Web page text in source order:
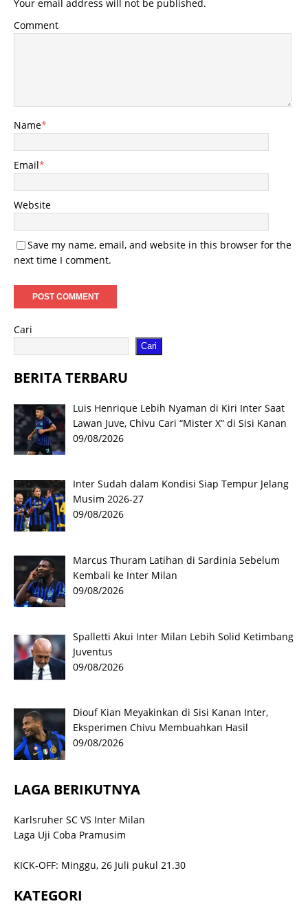
Your email address will not be published.
Comment
Name*
Email*
Website
Save my name, email, and website in this browser for the
next time I comment.
Cari
Cari
BERITA TERBARU
Luis Henrique Lebih Nyaman di Kiri Inter Saat
Lawan Juve, Chivu Cari “Mister X” di Sisi Kanan
09/08/2026
Inter Sudah dalam Kondisi Siap Tempur Jelang
Musim 2026-27
09/08/2026
Marcus Thuram Latihan di Sardinia Sebelum
Kembali ke Inter Milan
09/08/2026
Spalletti Akui Inter Milan Lebih Solid Ketimbang
Juventus
09/08/2026
Diouf Kian Meyakinkan di Sisi Kanan Inter,
Eksperimen Chivu Membuahkan Hasil
09/08/2026
LAGA BERIKUTNYA
Karlsruher SC VS Inter Milan
Laga Uji Coba Pramusim
KICK-OFF: Minggu, 26 Juli pukul 21.30
KATEGORI